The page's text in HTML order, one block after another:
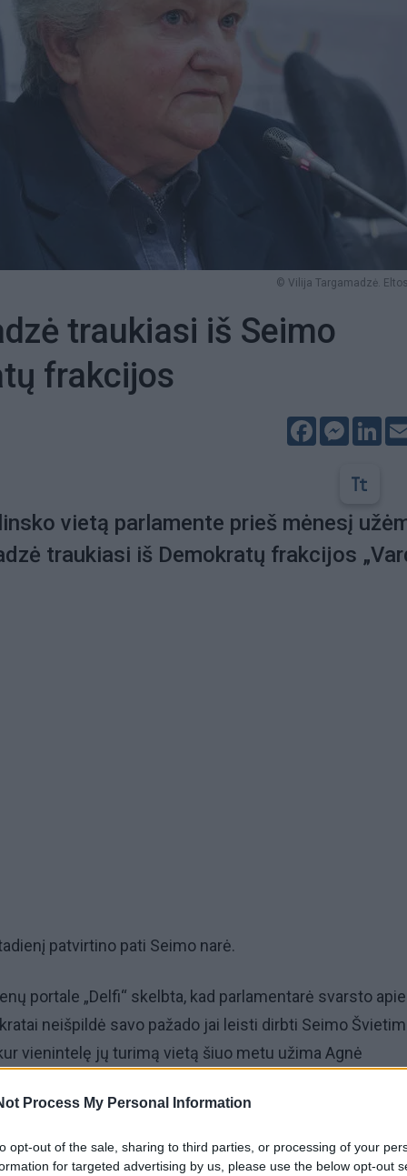
Process My Personal Information
opt-out of the sale, sharing to third parties, or processing of your
for targeted advertising by us, please use the below opt-out
© Vilija Targamadzė.
traukiasi iš Seimo
frakcijos
Facebook
vietą parlamente prieš mėnesį
traukiasi iš Demokratų frakcijos
patvirtino pati Seimo narė.
portale „Delfi“ skelbta, kad parlamentarė svarsto
neišpildė savo pažado jai leisti dirbti Seimo
vienintelę jų turimą vietą šiuo metu užima Agnė
sunkiai apsisprendžiau sugrįžti į Seimą, nes dirbau